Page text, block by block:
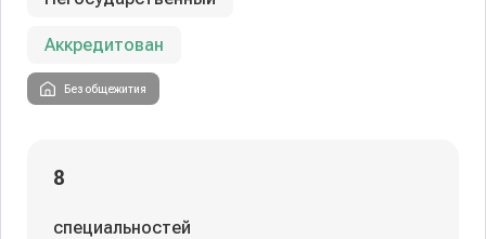
Аккредитован
Без общежития
8
специальностей